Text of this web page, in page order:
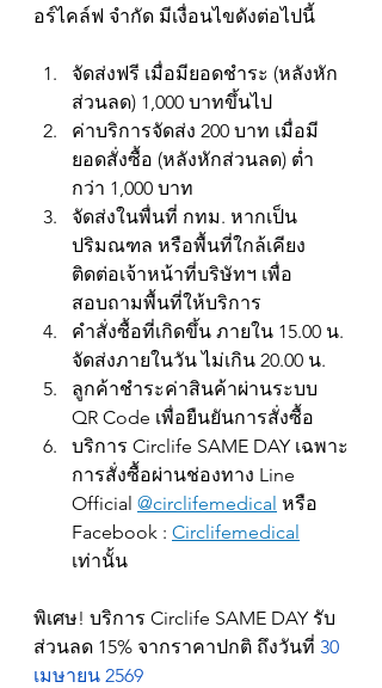
อร์ไคล์ฟ จำกัด มีเงื่อนไขดังต่อไปนี้
จัดส่งฟรี เมื่อมียอดชำระ (หลังหัก
ส่วนลด) 1,000 บาทขึ้นไป
ค่าบริการจัดส่ง 200 บาท เมื่อมี
ยอดสั่งซื้อ (หลังหักส่วนลด) ต่ำ
กว่า 1,000 บาท
จัดส่งในพื่นที่ กทม. หากเป็น
ปริมณฑล หรือพื้นที่ใกล้เคียง
ติดต่อเจ้าหน้าที่บริษัทฯ เพื่อ
สอบถามพื้นที่ให้บริการ
คำสั่งซื้อที่เกิดขึ้น ภายใน 15.00 น.
จัดส่งภายในวัน ไม่เกิน 20.00 น.
ลูกค้าชำระค่าสินค้าผ่านระบบ
QR Code เพื่อยืนยันการสั่งซื้อ
บริการ Circlife SAME DAY เฉพาะ
การสั่งซื้อผ่านช่องทาง Line
Official @circlifemedical หรือ
Facebook : Circlifemedical
เท่านั้น
พิเศษ! บริการ Circlife SAME DAY รับ
ส่วนลด 15% จากราคาปกติ ถึงวันที่ 30
เมษายน 2569